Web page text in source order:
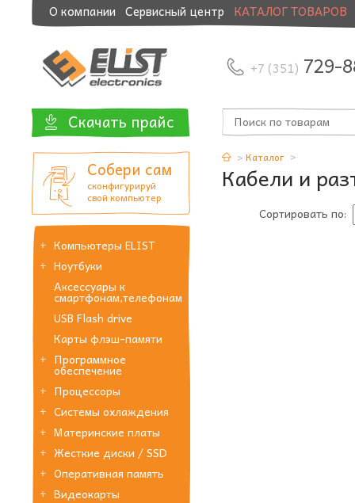
О компании Сервисный центр КАТАЛОГ ТОВАРОВ
+7 (351) 729-
Скачать прайс
Собери сам
сконфигурируй
свой компьютер
Компьютеры ELIST
Ноутбуки
Аксессуары к
смартфонам,телефонам
USB Flash drive
Карты флэш-памяти
Программное
обеспечение
Процессоры
Системы охлаждения
Материнские платы
Жесткие диски / SSD
Оперативная память
Видеокарты
Каталог
Кабели и
Сортировать по: